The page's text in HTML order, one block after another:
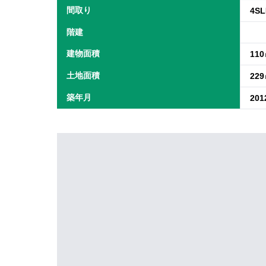
間取り
階建
建物面積 110
土地面積 229
築年月